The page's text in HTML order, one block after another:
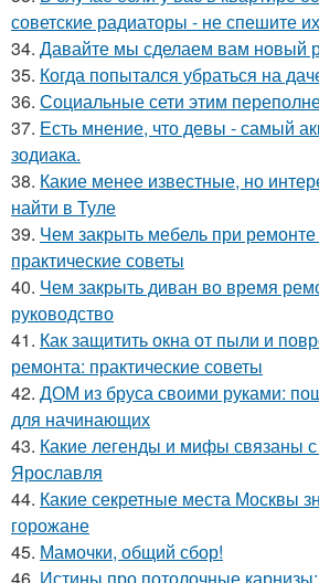
советские радиаторы - не спешите
34. Давайте мы сделаем вам новый
35. Когда попытался убраться на
36. Социальные сети этим
37. Есть мнение, что девы - самый
зодиака.
38. Какие менее известные, но
найти в Туле
39. Чем закрыть мебель при
практические советы
40. Чем закрыть диван во время
руководство
41. Как защитить окна от пыли и
ремонта: практические советы
42. ДОМ из бруса своими руками:
для начинающих
43. Какие легенды и мифы связаны с
Ярославля
44. Какие секретные места Москвы
горожане
45. Мамочки, общий сбор!
46. Истины про потолочные